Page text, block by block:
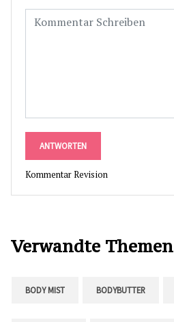
ANTWORTEN
Kommentar Revision
Verwandte Themen
BODY MIST BODYBUTTER